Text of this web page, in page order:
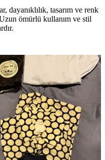
dayanıklılık, tasarım ve renk
ömürlü kullanım ve stil